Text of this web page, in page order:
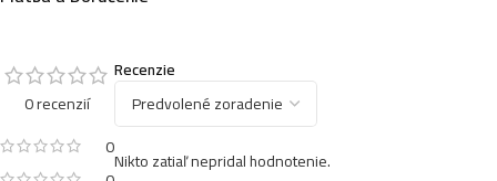
Tesori krém do kúpeľa 500ml-Byzantium
5,49 4,49€
0 recenzií
0
Recenzie
Nikto zatiaľ nepridal hodnotenie.